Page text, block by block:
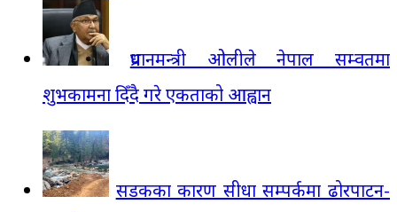
प्रधानमन्त्री ओलीले नेपाल सम्वतमा
शुभकामना दिँदै गरे एकताको आह्वान
सडकका कारण सीधा सम्पर्कमा ढोरपाटन-